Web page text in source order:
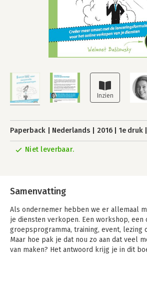
Paperback Nederlands 2016 1e druk
Niet leverbaar.
Samenvatting
Als ondernemer hebben we er allemaal
je diensten verkopen. Een workshop, een
groepsprogramma, training, event, lezing
Maar hoe pak je dat nou zo aan dat veel
van maken? Het antwoord krijg je in dit